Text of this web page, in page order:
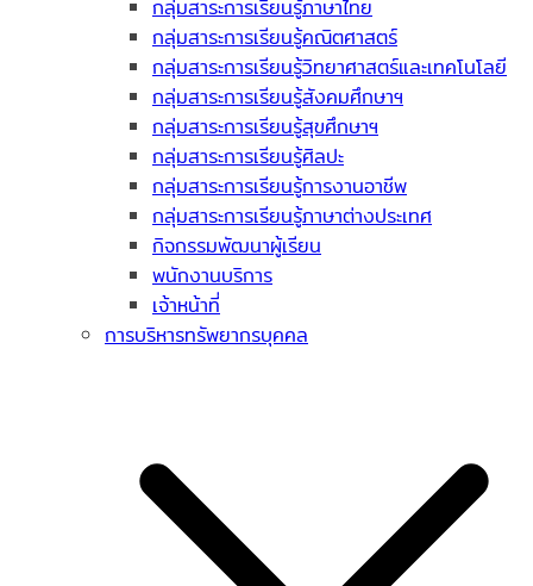
กลุ่มสาระการเรียนรู้ภาษาไทย
กลุ่มสาระการเรียนรู้คณิตศาสตร์
กลุ่มสาระการเรียนรู้วิทยาศาสตร์และเทคโนโลยี
กลุ่มสาระการเรียนรู้สังคมศึกษาฯ
กลุ่มสาระการเรียนรู้สุขศึกษาฯ
กลุ่มสาระการเรียนรู้ศิลปะ
กลุ่มสาระการเรียนรู้การงานอาชีพ
กลุ่มสาระการเรียนรู้ภาษาต่างประเทศ
กิจกรรมพัฒนาผู้เรียน
พนักงานบริการ
เจ้าหน้าที่
การบริหารทรัพยากรบุคคล